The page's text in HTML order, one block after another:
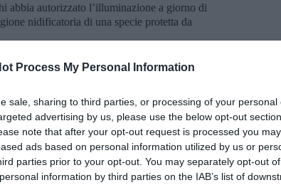
Process My Personal Information
sale, sharing to third parties, or processing of your personal
advertising by us, please use the below opt-out
note that after your opt-out request is processed you may
ads based on personal information utilized by us or
parties prior to your opt-out. You may separately opt-out
information by third parties on the IAB’s list of
abbia autorizzato l’illuminazione a giorno di
nidificatoria di una specie protetta da
e sulle nidificazioni delle tartarughe marine
delle spiagge, con pochi piccoli
e Punti Blu dell’Isola d’Elba “amici delle
trasformando le spiagge in piazze
conclude Legambiente.